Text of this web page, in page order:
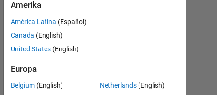
stream,
acquire
the
frames,
then
use the
Amerika
América Latina (Español)
Canada (English)
United States (English)
Europa
Belgium (English)
Netherlands (English)